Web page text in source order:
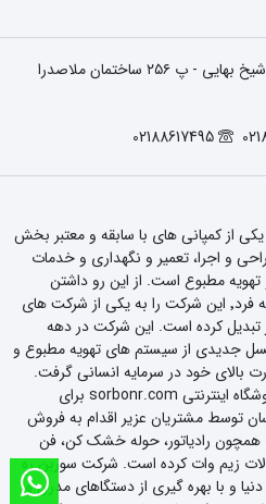
خ ملاصدرا -بین خ خوارزمی و شیخ بهایی - پ ۲۵۶ ساختمان ملاصدرا
02188617495
از کمپانی های با سابقه و معتبر بخش
و اجرا، تعمیر و نگهداری و خدمات
مطبوع است. از این رو داشتن
ویژگی های بارز و خدماتی منحصر به فرد٬ این شرکت را به یکی از شرکت های
کرده است. این شرکت در دهه
نسل جدیدی از سیستم های تهویه مطبوع و
خود در سرمایه انسانی گرفت.
همچنین این شرکت با راه اندازی فروشگاه اینترنتی sorbonr.com برای
توسط مشتریان عزیر اقدام به فروش
رادیاتور، حوله خشک کن، فن
زیم وات کرده است. شرکت سوربن ره
دنیا و با بهره گیری از دستگاهای مدرن و